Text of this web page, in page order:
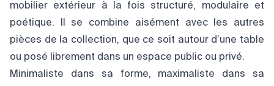
mobilier extérieur à la fois structuré, modulaire et
poétique. Il se combine aisément avec les autres
pièces de la collection, que ce soit autour d’une table
ou posé librement dans un espace public ou privé.
Minimaliste dans sa forme, maximaliste dans sa